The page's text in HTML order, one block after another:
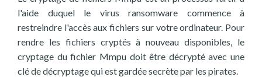
l'aide duquel le virus ransomware commence à
restreindre l'accès aux fichiers sur votre ordinateur. Pour
rendre les fichiers cryptés à nouveau disponibles, le
cryptage du fichier Mmpu doit être décrypté avec une
clé de décryptage qui est gardée secrète par les pirates.